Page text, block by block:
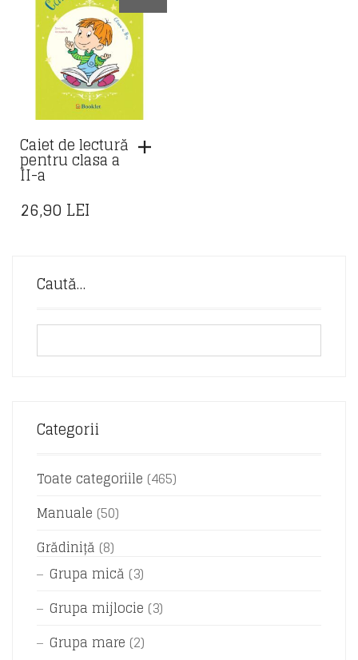
Caiet de lectură
pentru clasa a
II-a
26,90 LEI
Caută…
Categorii
Toate categoriile (465)
Manuale (50)
Grădiniță (8)
Grupa mică (3)
Grupa mijlocie (3)
Grupa mare (2)